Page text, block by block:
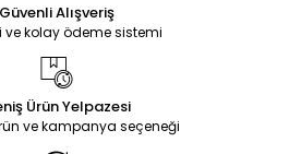
Güvenli Alışveriş
ve kolay ödeme sistemi
Ürün Yelpazesi
ve kampanya seçeneği